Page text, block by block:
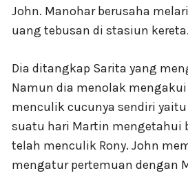
John. Manohar berusaha
uang tebusan di stasiun kereta.
Dia ditangkap Sarita yang
Namun dia menolak
menculik cucunya sendiri yaitu
suatu hari Martin mengetahui
telah menculik Rony. John
mengatur pertemuan dengan